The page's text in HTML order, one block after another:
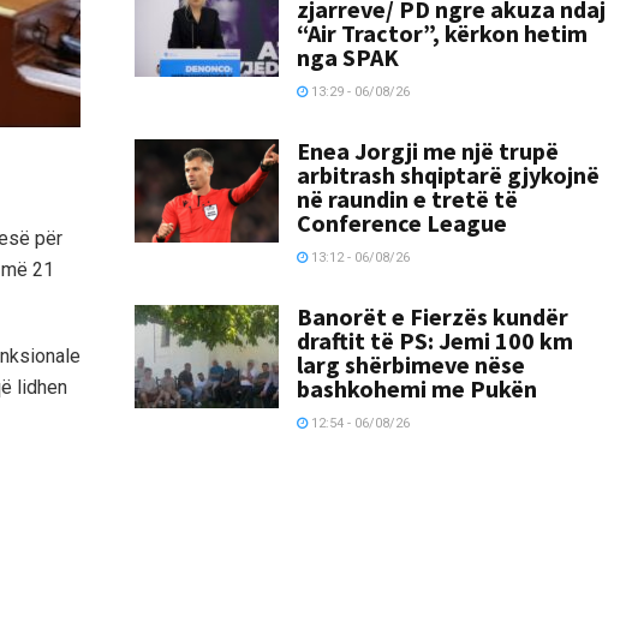
për
21
lidhen
zjarreve/ PD ngre akuza ndaj
“Air Tractor”, kërkon hetim
nga SPAK
13:29 - 06/08/26
Enea Jorgji me një trupë
arbitrash shqiptarë gjykojnë
në raundin e tretë të
Conference League
13:12 - 06/08/26
Banorët e Fierzës kundër
draftit të PS: Jemi 100 km
larg shërbimeve nëse
bashkohemi me Pukën
12:54 - 06/08/26